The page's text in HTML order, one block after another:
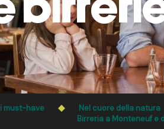
must-have Nel cuore della natura
Birreria a Monteneuf e